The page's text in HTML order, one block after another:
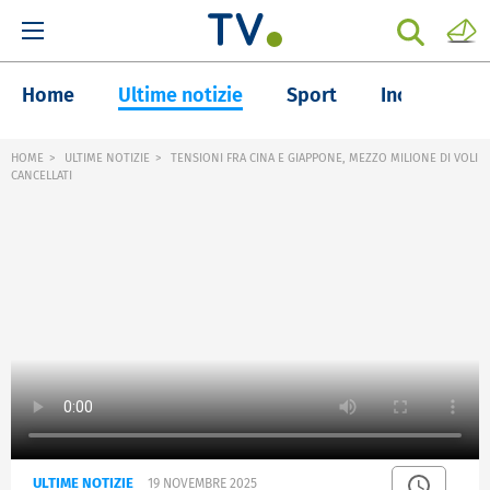
Home Ultime notizie Sport Inchieste
HOME ULTIME NOTIZIE
TENSIONI FRA CINA E GIAPPONE, MEZZO MILIONE DI VOLI
CANCELLATI
ULTIME NOTIZIE 19 NOVEMBRE 2025